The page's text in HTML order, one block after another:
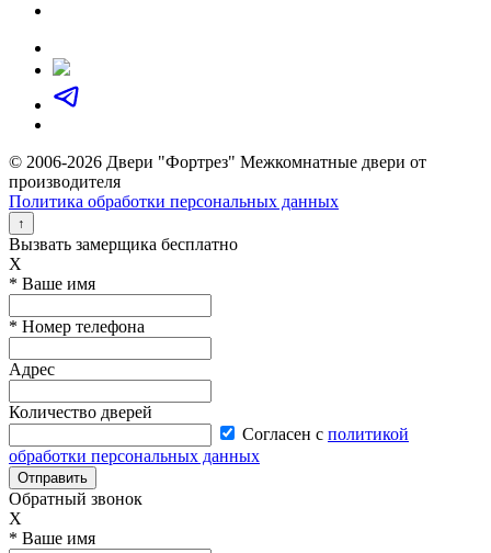
© 2006-2026 Двери "Фортрез" Межкомнатные двери от
производителя
Политика обработки персональных данных
↑
Вызвать замерщика бесплатно
X
* Ваше имя
* Номер телефона
Адрес
Количество дверей
Согласен с политикой
обработки персональных данных
Отправить
Обратный звонок
X
* Ваше имя